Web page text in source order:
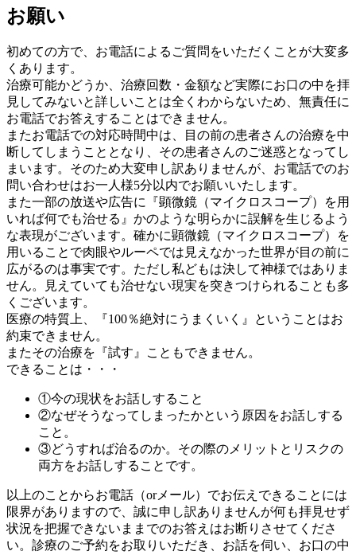
お願い
初めての方で、お電話によるご質問をいただくことが大変多
くあります。
治療可能かどうか、治療回数・金額など実際にお口の中を拝
見してみないと詳しいことは全くわからないため、無責任に
お電話でお答えすることはできません。
またお電話での対応時間中は、目の前の患者さんの治療を中
断してしまうこととなり、その患者さんのご迷惑となってし
まいます。そのため大変申し訳ありませんが、お電話でのお
問い合わせはお一人様5分以内でお願いいたします。
また一部の放送や広告に『顕微鏡（マイクロスコープ）を用
いれば何でも治せる』かのような明らかに誤解を生じるよう
な表現がございます。確かに顕微鏡（マイクロスコープ）を
用いることで肉眼やルーペでは見えなかった世界が目の前に
広がるのは事実です。ただし私どもは決して神様ではありま
せん。見えていても治せない現実を突きつけられることも多
くございます。
医療の特質上、『100％絶対にうまくいく』ということはお
約束できません。
またその治療を『試す』こともできません。
できることは・・・
①今の現状をお話しすること
②なぜそうなってしまったかという原因をお話しする
こと。
③どうすれば治るのか。その際のメリットとリスクの
両方をお話しすることです。
以上のことからお電話（orメール）でお伝えできることには
限界がありますので、誠に申し訳ありませんが何も拝見せず
状況を把握できないままでのお答えはお断りさせてくださ
い。診療のご予約をお取りいただき、お話を伺い、お口の中